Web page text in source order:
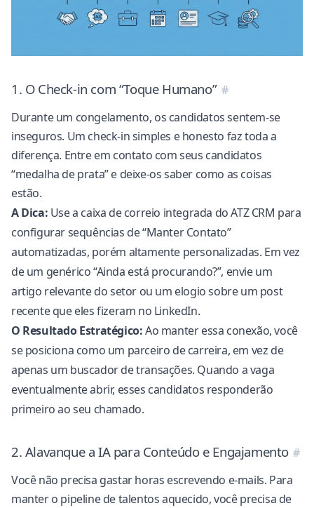
1. O Check-in com “Toque Humano”
Durante um congelamento, os candidatos sentem-se
inseguros. Um check-in simples e honesto faz toda a
diferença. Entre em contato com seus candidatos
“medalha de prata”e deixe-os saber como as coisas
estão.
A Dica: Use a caixa de correio integrada doATZ CRM para
configurar sequências de “Manter Contato”
automatizadas, porém altamente personalizadas. Em vez
de um genérico “Ainda está procurando?”, envie um
artigo relevante do setor ou um elogio sobre um post
recente que eles fizeram no LinkedIn.
O Resultado Estratégico:Ao manter essa conexão, você
se posiciona como um parceiro de carreira, em vez de
apenas um buscador de transações. Quando a vaga
eventualmente abrir, esses candidatos responderão
primeiro ao seu chamado.
2. Alavanque a IA para Conteúdo e Engajamento
Você não precisa gastar horas escrevendo e-mails. Para
manter o pipeline de talentos aquecido, você precisa de